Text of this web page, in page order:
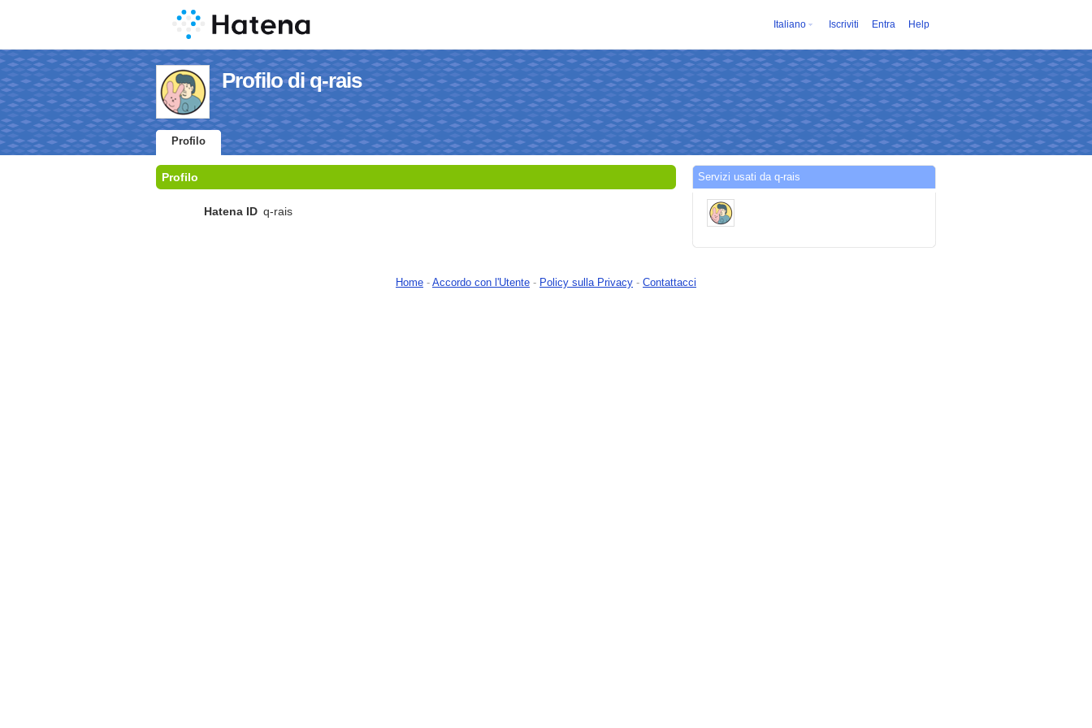
Italiano Iscriviti Entra Help
Profilo di q-rais
Profilo
Profilo
Hatena ID q-rais
Servizi usati da q-rais
Home - Accordo con l'Utente - Policy sulla Privacy - Contattacci